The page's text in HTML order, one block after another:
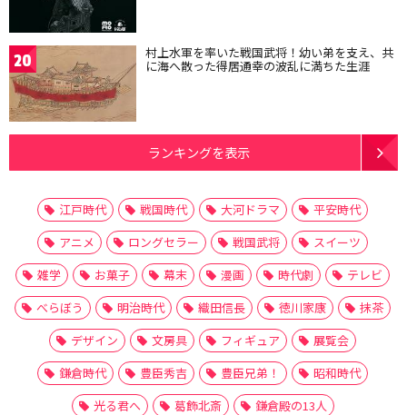
20 村上水軍を率いた戦国武将！幼い弟を支え、共
に海へ散った得居通幸の波乱に満ちた生涯
ランキングを表示
江戸時代 戦国時代 大河ドラマ
平安時代
アニメ
ロングセラー 戦国武将
スイーツ
雑学
お菓子 幕末 漫画 時代劇
テレビ
べらぼう
明治時代 織田信長 徳川家康
抹茶
デザイン
文房具 フィギュア
展覧会
鎌倉時代
豊臣秀吉 豊臣兄弟！
昭和時代
光る君へ
葛飾北斎 鎌倉殿の13人